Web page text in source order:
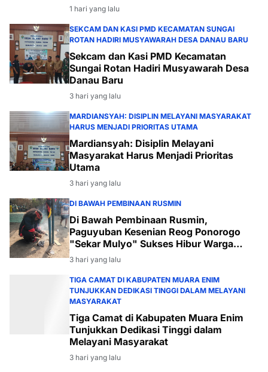
1 hari yang lalu
SEKCAM DAN KASI PMD KECAMATAN SUNGAI
ROTAN HADIRI MUSYAWARAH DESA DANAU BARU
Sekcam dan Kasi PMD Kecamatan
Sungai Rotan Hadiri Musyawarah Desa
Danau Baru
3 hari yang lalu
MARDIANSYAH: DISIPLIN MELAYANI MASYARAKAT
HARUS MENJADI PRIORITAS UTAMA
Mardiansyah: Disiplin Melayani
Masyarakat Harus Menjadi Prioritas
Utama
3 hari yang lalu
DI BAWAH PEMBINAAN RUSMIN
Di Bawah Pembinaan Rusmin,
Paguyuban Kesenian Reog Ponorogo
"Sekar Mulyo" Sukses Hibur Warga
Desa Payabakal
3 hari yang lalu
TIGA CAMAT DI KABUPATEN MUARA ENIM
TUNJUKKAN DEDIKASI TINGGI DALAM MELAYANI
MASYARAKAT
Tiga Camat di Kabupaten Muara Enim
Tunjukkan Dedikasi Tinggi dalam
Melayani Masyarakat
3 hari yang lalu